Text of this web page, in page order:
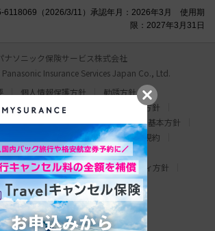
（2026/3/11）承認年月：2026年3月 使用期
限：2027年3月31日
ナソニック保険サービス株式会社
Insurance Services Japan Co., Ltd.
個人情報保護方針
勧誘方針
業務運営方針
比較説明・推奨販売方針
ト対応基本方針
情報セキュリティ基本方針
い合わせ
わたしの保険手帳利用規約
ップ
サイトのご利用にあたって
）について
ウェブアクセシビリティ方針
パナソニック ホールディングス
Area/Country